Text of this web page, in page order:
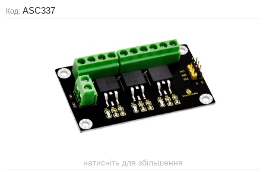
Код: ASC337
натисніть для збільшення